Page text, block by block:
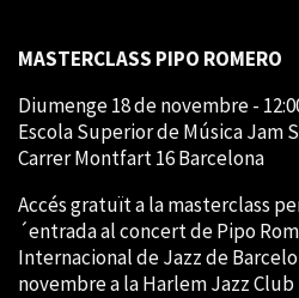
MASTERCLASS PIPO ROMERO
Diumenge 18 de novembre -
Escola Superior de Música Jam
Carrer Montfart 16 Barcelona
Accés gratuït a la masterclass
´entrada al concert de Pipo
Internacional de Jazz de
novembre a la Harlem Jazz Club